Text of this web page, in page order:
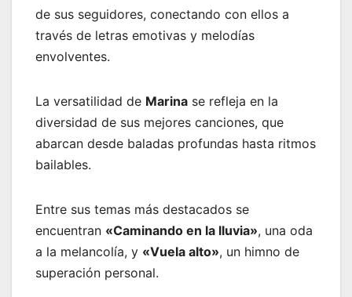
de sus seguidores, conectando con ellos a
través de letras emotivas y melodías
envolventes.
La versatilidad de Marina se refleja en la
diversidad de sus mejores canciones, que
abarcan desde baladas profundas hasta ritmos
bailables.
Entre sus temas más destacados se
encuentran «Caminando en la lluvia», una oda
a la melancolía, y «Vuela alto», un himno de
superación personal.